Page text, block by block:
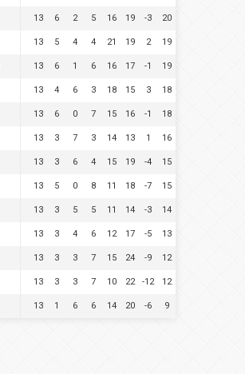
13 6 2 5 16 19 -3 20
13 5 4 4 21 19 2 19
13 6 1 6 16 17 -1 19
13 4 6 3 18 15 3 18
13 6 0 7 15 16 -1 18
13 3 7 3 14 13 1 16
13 3 6 4 15 19 -4 15
13 5 0 8 11 18 -7 15
13 3 5 5 11 14 -3 14
13 3 4 6 12 17 -5 13
13 3 3 7 15 24 -9 12
13 3 3 7 10 22 -12 12
13 1 6 6 14 20 -6 9